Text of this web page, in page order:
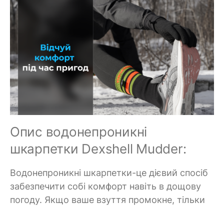
Опис водонепроникні
шкарпетки Dexshell Mudder:
Водонепроникні шкарпетки-це дієвий спосіб
забезпечити собі комфорт навіть в дощову
погоду. Якщо ваше взуття промокне, тільки